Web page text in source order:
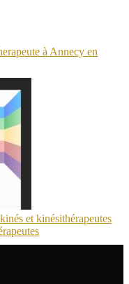
à Annecy en
et kinésithérapeu­tes